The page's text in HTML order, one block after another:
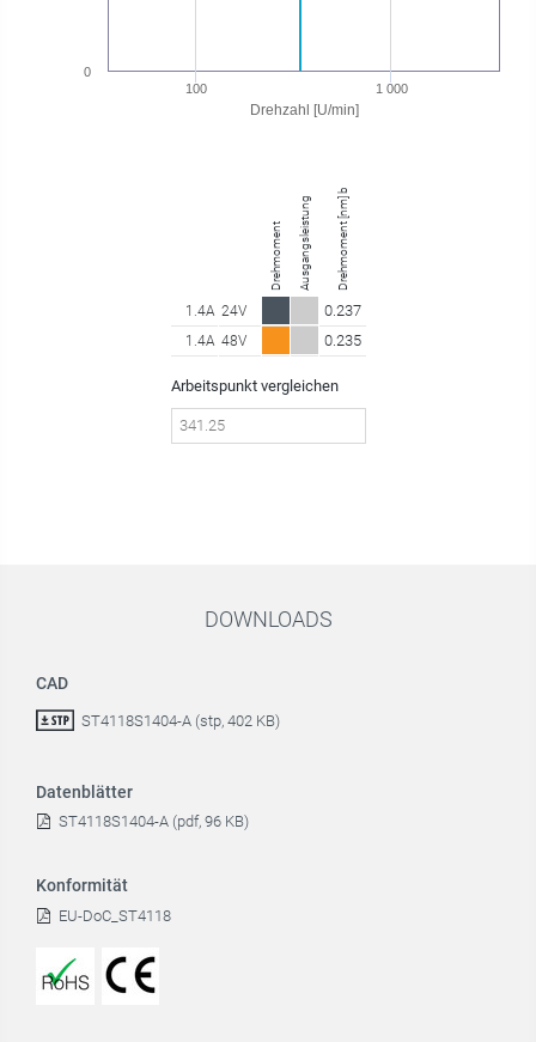
Drehzahl [U/min]
100 1 000
0
Drehmoment Ausgangsleistung Drehmoment [nm] bei 341.25 U/min
1.4A 24V 0.237
1.4A 48V 0.235
Arbeitspunkt vergleichen
DOWNLOADS
CAD
ST4118S1404-A (stp, 402 KB)
Datenblätter
ST4118S1404-A (pdf, 96 KB)
Konformität
EU-DoC_ST4118